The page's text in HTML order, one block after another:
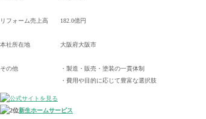
リフォーム売上高 182.0億円
本社所在地 大阪府大阪市
その他
・製造・販売・塗装の一貫体制
・費用や目的に応じて豊富な選択肢
新生ホームサービス